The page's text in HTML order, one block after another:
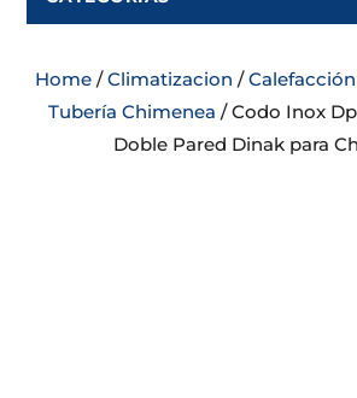
Home /Climatizacion /
Tubería Chimenea / Codo Inox
Doble Pared Dinak para